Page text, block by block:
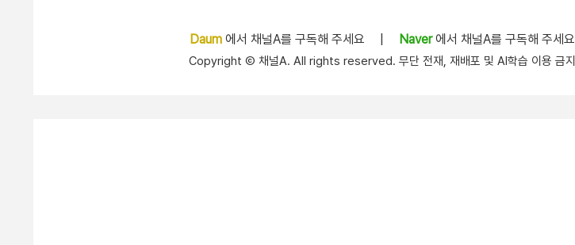
Daum 에서 채널A를 구독해 주세요 Naver에서 채널A를 구독해 주세요
Copyright Ⓒ 채널A. All rights reserved. 무단 전재, 재배포 및 AI학습 이용 금지